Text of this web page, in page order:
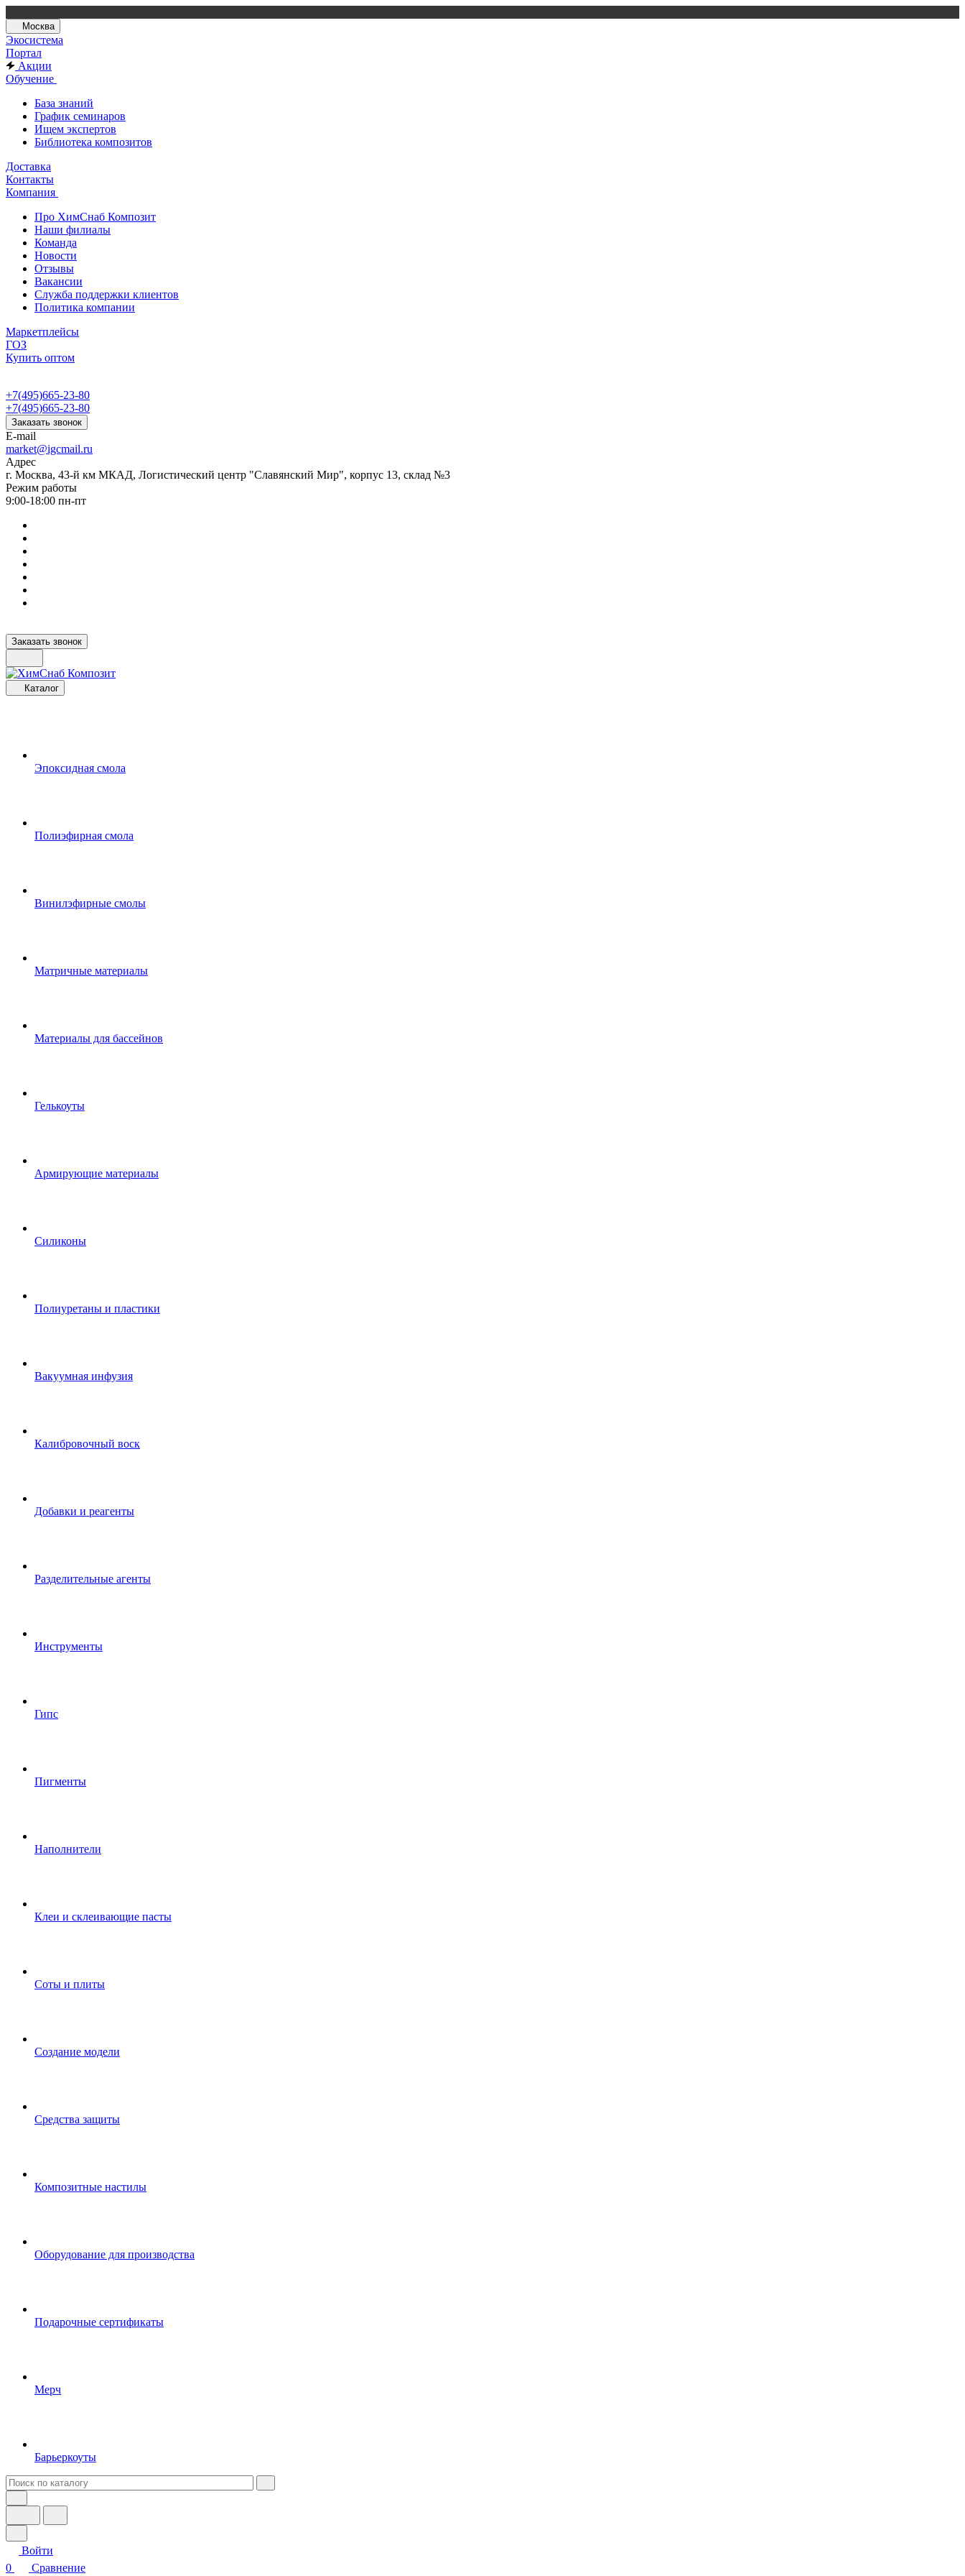
Москва
Экосистема
Портал
Акции
Обучение
База знаний
График семинаров
Ищем экспертов
Библиотека композитов
Доставка
Контакты
Компания
Про ХимСнаб Композит
Наши филиалы
Команда
Новости
Отзывы
Вакансии
Служба поддержки клиентов
Политика компании
Маркетплейсы
ГОЗ
Купить оптом
+7(495)665-23-80
+7(495)665-23-80
Заказать звонок
E-mail
market@igcmail.ru
Адрес
г. Москва, 43-й км МКАД, Логистический центр "Славянский Мир", корпус 13, склад №3
Режим работы
9:00-18:00 пн-пт
Заказать звонок
Каталог
Эпоксидная смола
Полиэфирная смола
Винилэфирные смолы
Матричные материалы
Материалы для бассейнов
Гелькоуты
Армирующие материалы
Силиконы
Полиуретаны и пластики
Вакуумная инфузия
Калибровочный воск
Добавки и реагенты
Разделительные агенты
Инструменты
Гипс
Пигменты
Наполнители
Клеи и склеивающие пасты
Соты и плиты
Создание модели
Средства защиты
Композитные настилы
Оборудование для производства
Подарочные сертификаты
Мерч
Барьеркоуты
Войти
0
Сравнение